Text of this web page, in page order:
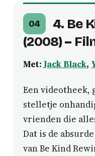
04
4. Be
(2008) –
Met:Jack Black,
Een videotheek,
stelletje
vrienden die
Dat is de
van Be Kind